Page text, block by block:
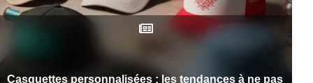
Casquettes personnalisées : les tendances à ne pas